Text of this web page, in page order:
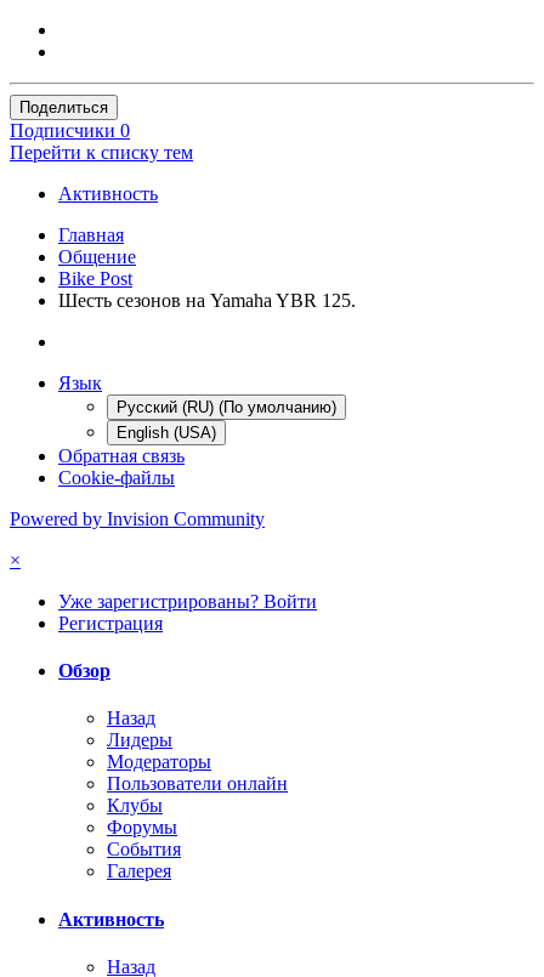
Поделиться
Подписчики 0
Перейти к списку тем
Активность
Главная
Общение
Bike Post
Шесть сезонов на Yamaha YBR 125.
Язык
Русский (RU) (По умолчанию)
English (USA)
Обратная связь
Cookie-файлы
Powered by Invision Community
×
Уже зарегистрированы? Войти
Регистрация
Обзор
Назад
Лидеры
Модераторы
Пользователи онлайн
Клубы
Форумы
События
Галерея
Активность
Назад